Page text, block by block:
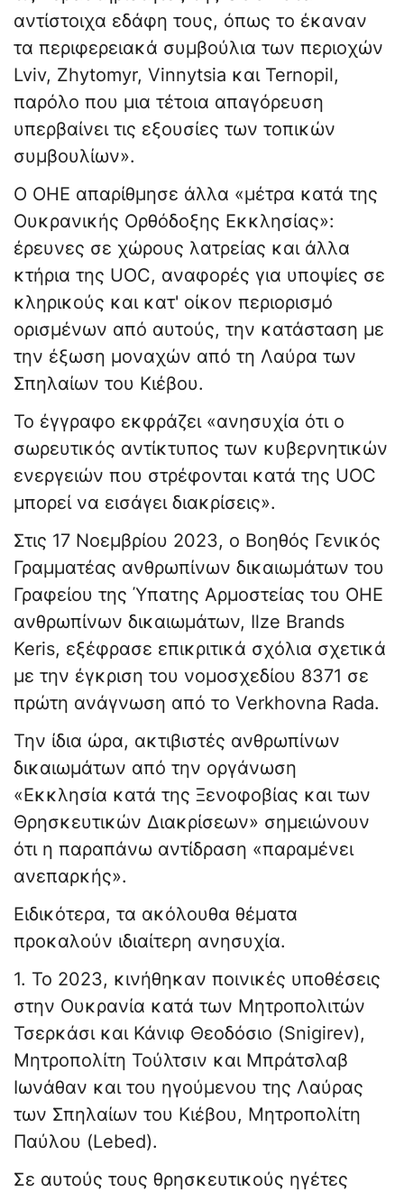
αντίστοιχα εδάφη τους, όπως το έκαναν
τα περιφερειακά συμβούλια των περιοχών
Lviv, Zhytomyr, Vinnytsia και Ternopil,
παρόλο που μια τέτοια απαγόρευση
υπερβαίνει τις εξουσίες των τοπικών
συμβουλίων».
Ο ΟΗΕ απαρίθμησε άλλα «μέτρα κατά της
Ουκρανικής Ορθόδοξης Εκκλησίας»:
έρευνες σε χώρους λατρείας και άλλα
κτήρια της UOC, αναφορές για υποψίες σε
κληρικούς και κατ' οίκον περιορισμό
ορισμένων από αυτούς, την κατάσταση με
την έξωση μοναχών από τη Λαύρα των
Σπηλαίων του Κιέβου.
Το έγγραφο εκφράζει «ανησυχία ότι ο
σωρευτικός αντίκτυπος των κυβερνητικών
ενεργειών που στρέφονται κατά της UOC
μπορεί να εισάγει διακρίσεις».
Στις 17 Νοεμβρίου 2023, ο Βοηθός Γενικός
Γραμματέας ανθρωπίνων δικαιωμάτων του
Γραφείου της Ύπατης Αρμοστείας του ΟΗΕ
ανθρωπίνων δικαιωμάτων, Ilze Brands
Keris, εξέφρασε επικριτικά σχόλια σχετικά
με την έγκριση του νομοσχεδίου 8371 σε
πρώτη ανάγνωση από το Verkhovna Rada.
Την ίδια ώρα, ακτιβιστές ανθρωπίνων
δικαιωμάτων από την οργάνωση
«Εκκλησία κατά της Ξενοφοβίας και των
Θρησκευτικών Διακρίσεων» σημειώνουν
ότι η παραπάνω αντίδραση «παραμένει
ανεπαρκής».
Ειδικότερα, τα ακόλουθα θέματα
προκαλούν ιδιαίτερη ανησυχία.
1. Το 2023, κινήθηκαν ποινικές υποθέσεις
στην Ουκρανία κατά των Μητροπολιτών
Τσερκάσι και Κάνιφ Θεοδόσιο (Snigirev),
Μητροπολίτη Τούλτσιν και Μπράτσλαβ
Ιωνάθαν και του ηγούμενου της Λαύρας
των Σπηλαίων του Κιέβου, Μητροπολίτη
Παύλου (Lebed).
Σε αυτούς τους θρησκευτικούς ηγέτες